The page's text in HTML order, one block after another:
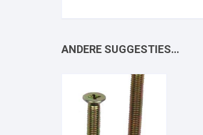
ANDERE SUGGESTIES…